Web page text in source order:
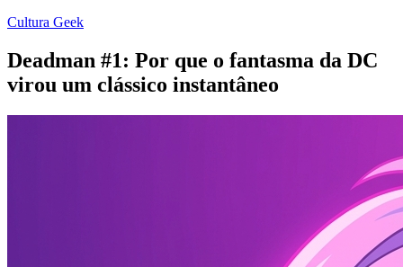
Cultura Geek
Deadman #1: Por que o fantasma da DC
virou um clássico instantâneo